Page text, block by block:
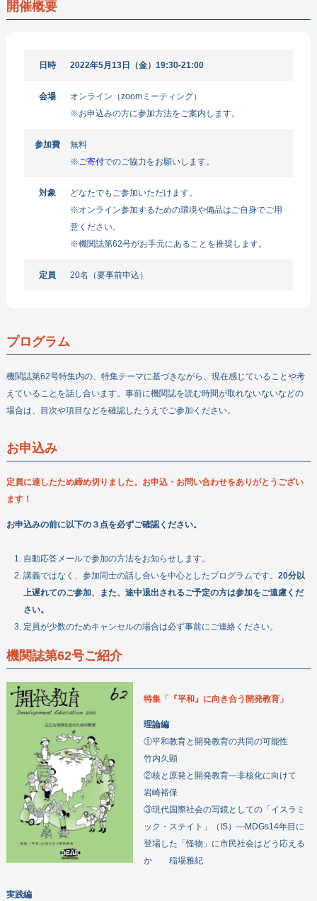
開催概要
日時 2022年5月13日（金）19:30-21:00
会場
オンライン（zoomミーティング）
※お申込みの方に参加方法をご案内します。
参加費
無料
※ご寄付でのご協力をお願いします。
対象
どなたでもご参加いただけます。
※オンライン参加するための環境や備品はご自身でご用
意ください。
※機関誌第62号がお手元にあることを推奨します。
定員 20名（要事前申込）
プログラム
機関誌第62号特集内の、特集テーマに基づきながら、現在感じていることや考
えていることを話し合います。事前に機関誌を読む時間が取れないないなどの
場合は、目次や項目などを確認したうえでご参加ください。
お申込み
定員に達したため締め切りました。お申込・お問い合わせをありがとうござい
ます！
お申込みの前に以下の３点を必ずご確認ください。
自動応答メールで参加の方法をお知らせします。
講義ではなく、参加同士の話し合いを中心としたプログラムです。 20分以
上遅れてのご参加、また、途中退出されるご予定の方は参加をご遠慮くだ
さい。
定員が少数のためキャンセルの場合は必ず事前にご連絡ください。
機関誌第62号ご紹介
特集「『平和』に向き合う開発教育」
理論編
①平和教育と開発教育の共同の可能性
竹内久顕
②核と原発と開発教育―非核化に向けて
岩崎裕保
③現代国際社会の写鏡としての「イスラミ
ック・ステイト」（IS）―MDGs14年目に
登場した「怪物」に市民社会はどう応える
か 稲場雅紀
実践編